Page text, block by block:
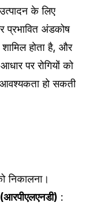
के लिए
प्रभावित अंडकोष
शामिल होता है, और
पर रोगियों को
आवश्यकता हो सकती
निकालना।
: